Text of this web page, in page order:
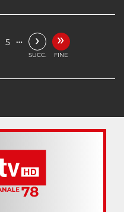
5 … ›
SUCC.
»
FINE